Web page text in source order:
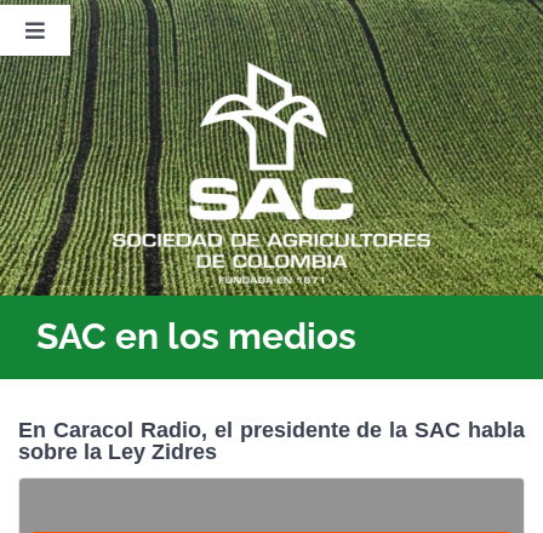
Saltar
contenido
Toggle
Navigation
Nosotros
Publicaciones
Sala de Prensa
Eventos
SAC en los medios
En Caracol Radio, el presidente de la SAC habla
sobre la Ley Zidres